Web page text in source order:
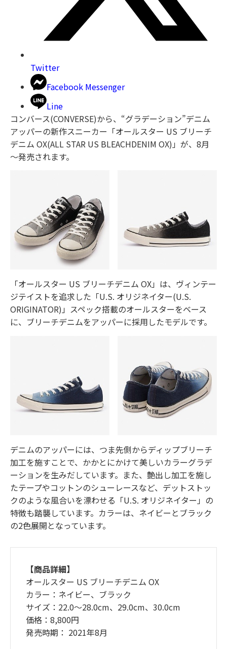
Twitter
Facebook Messenger
Line
コンバース(CONVERSE)から、“グラデーション”デニム
アッパーの新作スニーカー「オールスター US ブリーチ
デニム OX(ALL STAR US BLEACHDENIM OX)」が、8月
～発売されます。
「オールスター US ブリーチデニム OX」は、ヴィンテー
ジテイストを追求した「U.S. オリジネイター(U.S.
ORIGINATOR)」スペック搭載のオールスターをベース
に、ブリーチデニムをアッパーに採用したモデルです。
デニムのアッパーには、つま先側からディップブリーチ
加工を施すことで、かかとにかけて美しいカラーグラデ
ーションを生みだしています。また、艶出し加工を施し
たテープやコットンのシューレースなど、デットストッ
クのような風合いを漂わせる「U.S. オリジネイター」の
特徴も踏襲しています。カラーは、ネイビーとブラック
の2色展開となっています。
【商品詳細】
オールスター US ブリーチデニム OX
カラー：ネイビー、ブラック
サイズ：22.0～28.0cm、29.0cm、30.0cm
価格：8,800円
発売時期： 2021年8月